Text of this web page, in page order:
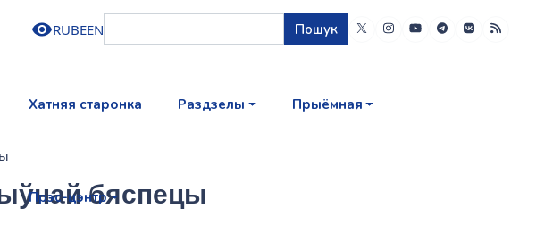
RUBEEN Пошук
Хатняя старонка Раздзелы Прыёмная
Прэс-цэнтрбяспецы